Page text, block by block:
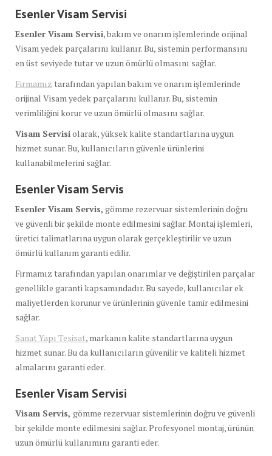
Esenler Visam Servisi
Esenler Visam Servisi, bakım ve onarım işlemlerinde orijinal
Visam yedek parçalarını kullanır. Bu, sistemin performansını
en üst seviyede tutar ve uzun ömürlü olmasını sağlar.
Firmamız tarafından yapılan bakım ve onarım işlemlerinde
orijinal Visam yedek parçalarını kullanır. Bu, sistemin
verimliliğini korur ve uzun ömürlü olmasını sağlar.
Visam Servisiolarak, yüksek kalite standartlarına uygun
hizmet sunar. Bu, kullanıcıların güvenle ürünlerini
kullanabilmelerini sağlar.
Esenler Visam Servis
Esenler Visam Servis, gömme rezervuar sistemlerinin doğru
ve güvenli bir şekilde monte edilmesini sağlar. Montaj işlemleri,
üretici talimatlarına uygun olarak gerçekleştirilir ve uzun
ömürlü kullanım garanti edilir.
Firmamız tarafından yapılan onarımlar ve değiştirilen parçalar
genellikle garanti kapsamındadır. Bu sayede, kullanıcılar ek
maliyetlerden korunur ve ürünlerinin güvenle tamir edilmesini
sağlar.
Sanat Yapı Tesisat, markanın kalite standartlarına uygun
hizmet sunar. Bu da kullanıcıların güvenilir ve kaliteli hizmet
almalarını garanti eder.
Esenler Visam Servisi
Visam Servis, gömme rezervuar sistemlerinin doğru ve güvenli
bir şekilde monte edilmesini sağlar. Profesyonel montaj, ürünün
uzun ömürlü kullanımını garanti eder.